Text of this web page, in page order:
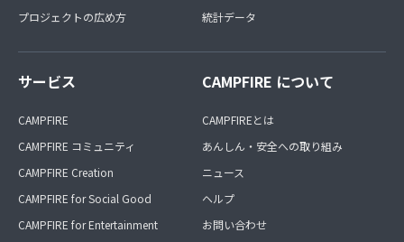
プロジェクトの広め方
統計データ
サービス
CAMPFIRE
CAMPFIRE コミュニティ
CAMPFIRE Creation
CAMPFIRE for Social Good
CAMPFIRE for Entertainment
CAMPFIRE について
CAMPFIREとは
あんしん・安全への取り組み
ニュース
ヘルプ
お問い合わせ